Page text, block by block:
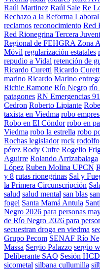
Raúl Martinez Raúl Sale Re
Rechazo a la Reforma Laboral
reclamos reconocimiento Red
Red Rionegrina Tercera
Regional de FEHGRA Zona
Móvil regularización estatales
repudio a Vidal retención de
Ricardo Curetti Ricardo
marino Ricardo Marino
Richie Ramone Río Negro río
patagones RN Emergencias
Cedron Roberto Lipiante
taxista en Viedma robo
Robo en El Cóndor robo en
Viedma robo la estrella robo
Rochas legislador rock rodolfo
pérez Rody Cufre Rogelio
Aguirre Rolando Arrizabalaga
López Ruben Molina UPCN
y 8 rutas rionegrinas Sal y
la Primera Circunscripción
salud salud mental san blas
fogel Santa Mamá Antula
Negro 2026 para personas
de Río Negro 2026 para
secuestran droga en viedma
Grupo Pecom SENAF Río
Massa Sergio Palazzo sergio
Deliberante SAO Sesión
sicometal silbana cullumilla